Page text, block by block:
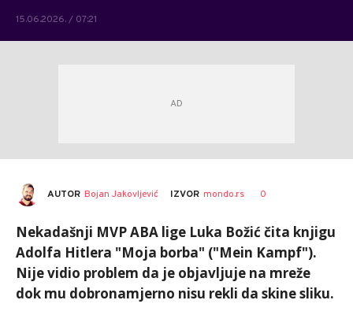
15.06.2026. / 07:21
AUTOR Bojan Jakovljević IZVOR mondo.rs 0
Nekadašnji MVP ABA lige Luka Božić čita knjigu
Adolfa Hitlera "Moja borba" ("Mein Kampf").
Nije vidio problem da je objavljuje na mreže
dok mu dobronamjerno nisu rekli da skine sliku.